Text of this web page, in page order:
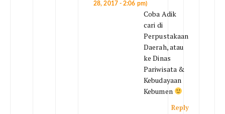
28, 2017 - 2:06 pm)
Coba Adik
cari di
Perpustakaan
Daerah, atau
ke Dinas
Pariwisata &
Kebudayaan
Kebumen
Reply